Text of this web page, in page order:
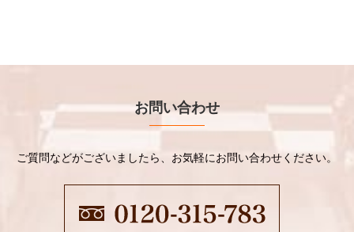
お問い合わせ
ご質問などがございましたら、お気軽にお問い合わせください。